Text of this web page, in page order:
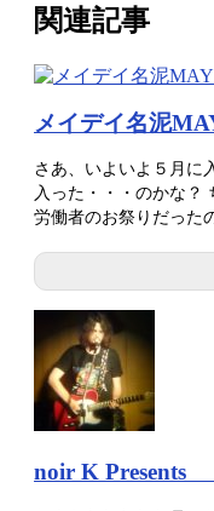
関連記事
メイデイ名泥
さあ、いよいよ５月
入った・・・のかな
労働者のお祭りだった
noir K